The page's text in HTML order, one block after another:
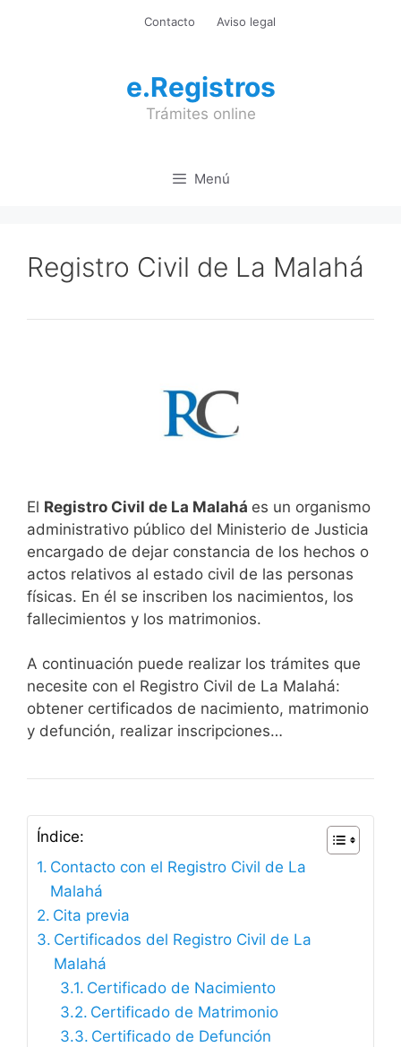
Contacto Aviso legal
e.Registros
Trámites online
Menú
Registro Civil de La Malahá
El Registro Civil de La Malahá es un organismo
administrativo público del Ministerio de Justicia
encargado de dejar constancia de los hechos o
actos relativos al estado civil de las personas
físicas. En él se inscriben los nacimientos, los
fallecimientos y los matrimonios.
A continuación puede realizar los trámites que
necesite con el Registro Civil de La Malahá:
obtener certificados de nacimiento, matrimonio
y defunción, realizar inscripciones…
Índice:
Contacto con el Registro Civil de La
Malahá
Cita previa
Certificados del Registro Civil de La
Malahá
Certificado de Nacimiento
Certificado de Matrimonio
Certificado de Defunción